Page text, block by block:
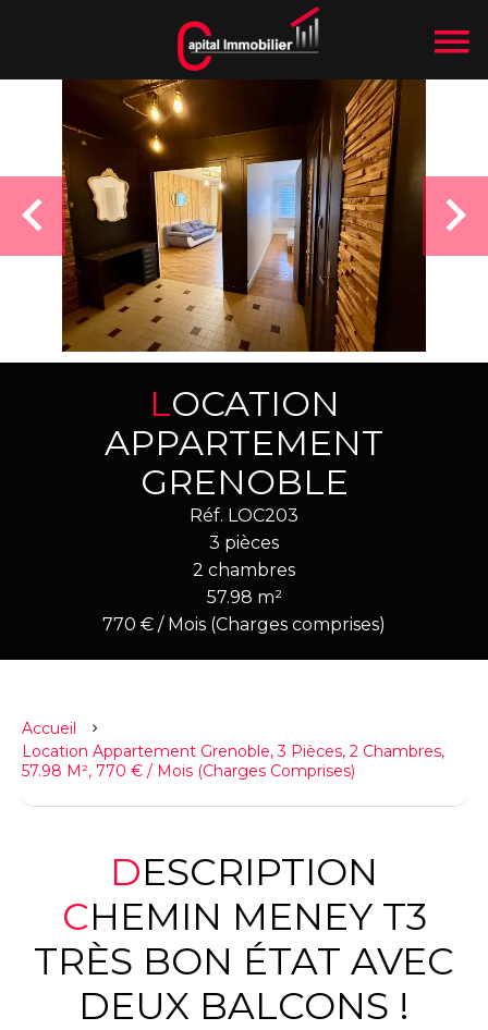
LOCATION
APPARTEMENT
GRENOBLE
Réf. LOC203
3 pièces
2 chambres
57.98 m²
770 € / Mois (Charges comprises)
Accueil
Location Appartement Grenoble, 3 Pièces, 2 Chambres,
57.98 M², 770 € / Mois (Charges Comprises)
DESCRIPTION
CHEMIN MENEY T3
TRÈS BON ÉTAT AVEC
DEUX BALCONS !